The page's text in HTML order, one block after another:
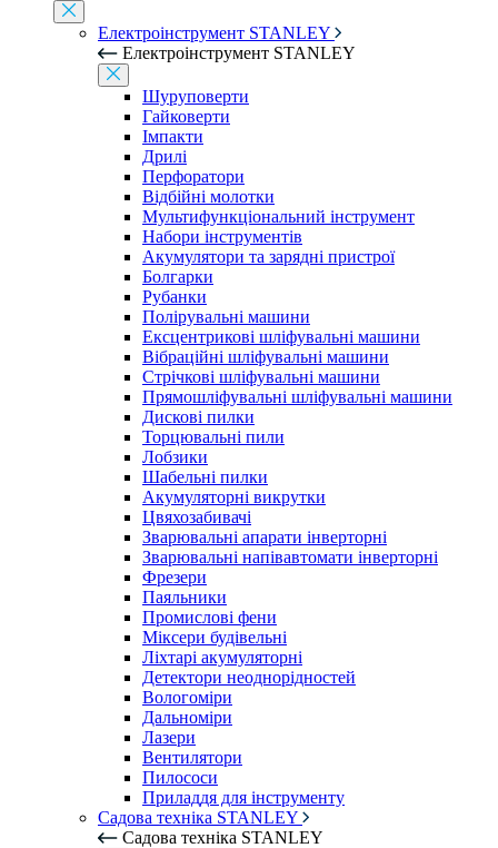
Електроінструмент STANLEY
Електроінструмент STANLEY
Шуруповерти
Гайковерти
Імпакти
Дрилі
Перфоратори
Відбійні молотки
Мультифункціональний інструмент
Набори інструментів
Акумулятори та зарядні пристрої
Болгарки
Рубанки
Полірувальні машини
Ексцентрикові шліфувальні машини
Вібраційні шліфувальні машини
Стрічкові шліфувальні машини
Прямошліфувальні шліфувальні машини
Дискові пилки
Торцювальні пили
Лобзики
Шабельні пилки
Акумуляторні викрутки
Цвяхозабивачі
Зварювальні апарати інверторні
Зварювальні напівавтомати інверторні
Фрезери
Паяльники
Промислові фени
Міксери будівельні
Ліхтарі акумуляторні
Детектори неоднорідностей
Вологоміри
Дальноміри
Лазери
Вентилятори
Пилососи
Приладдя для інструменту
Садова техніка STANLEY
Садова техніка STANLEY